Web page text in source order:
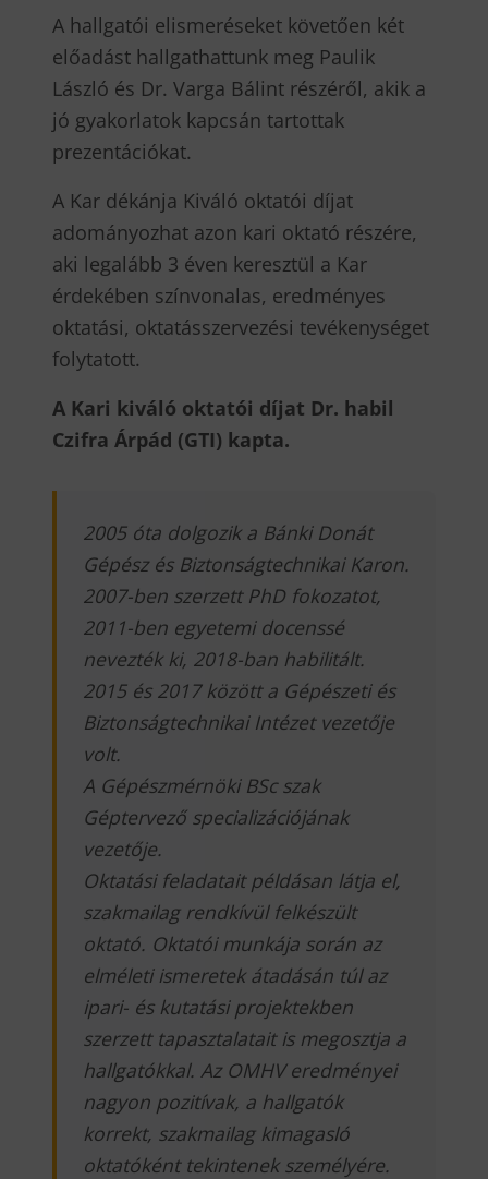
A hallgatói elismeréseket követően két
előadást hallgathattunk meg Paulik
László és Dr. Varga Bálint részéről, akik a
jó gyakorlatok kapcsán tartottak
prezentációkat.
A Kar dékánja Kiváló oktatói díjat
adományozhat azon kari oktató részére,
aki legalább 3 éven keresztül a Kar
érdekében színvonalas, eredményes
oktatási, oktatásszervezési tevékenységet
folytatott.
A Kari kiváló oktatói díjat Dr. habil
Czifra Árpád (GTI) kapta.
2005 óta dolgozik a Bánki Donát
Gépész és Biztonságtechnikai Karon.
2007-ben szerzett PhD fokozatot,
2011-ben egyetemi docenssé
nevezték ki, 2018-ban habilitált.
2015 és 2017 között a Gépészeti és
Biztonságtechnikai Intézet vezetője
volt.
A Gépészmérnöki BSc szak
Géptervező specializációjának
vezetője.
Oktatási feladatait példásan látja el,
szakmailag rendkívül felkészült
oktató. Oktatói munkája során az
elméleti ismeretek átadásán túl az
ipari- és kutatási projektekben
szerzett tapasztalatait is megosztja a
hallgatókkal. Az OMHV eredményei
nagyon pozitívak, a hallgatók
korrekt, szakmailag kimagasló
oktatóként tekintenek személyére.